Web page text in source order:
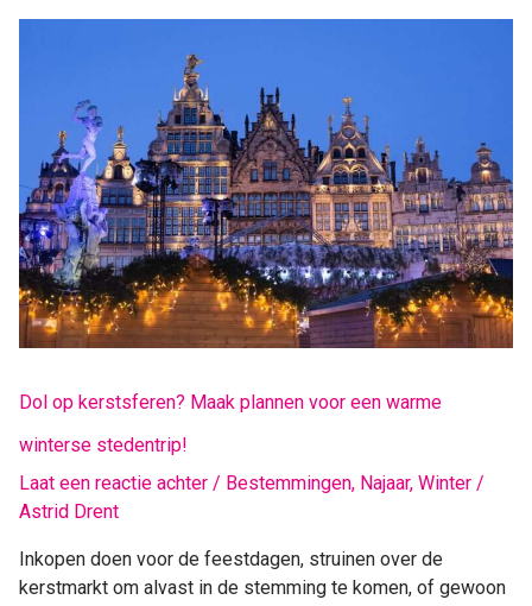
Dol op kerstsferen? Maak plannen voor een warme
winterse stedentrip!
Laat een reactie achter / Bestemmingen, Najaar, Winter /
Astrid Drent
Inkopen doen voor de feestdagen, struinen over de
kerstmarkt om alvast in de stemming te komen, of gewoon
plannen
voor
een
warme
winterse
stedentrip!